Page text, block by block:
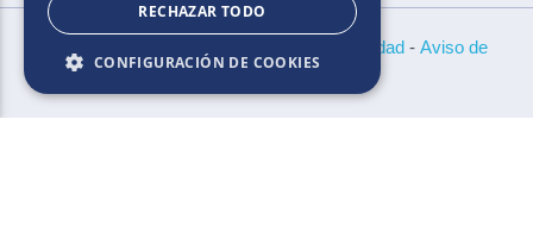
Políticas de Privacidad- Aviso de
RECHAZAR TODO
CONFIGURACIÓN DE COOKIES